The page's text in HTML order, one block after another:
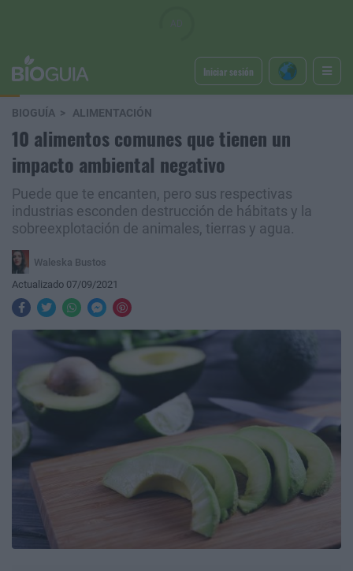
Iniciar sesión
BIOGUÍA ALIMENTACIÓN
10 alimentos comunes que tienen un
impacto ambiental negativo
Puede que te encanten, pero sus respectivas
industrias esconden destrucción de hábitats y la
sobreexplotación de animales, tierras y agua.
Waleska Bustos
Actualizado 07/09/2021